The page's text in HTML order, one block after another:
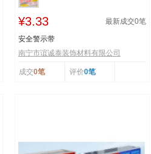
¥3.33 最新成交0笔
安全警示带
南宁市谊诚泰装饰材料有限公司
成交0笔 评价0笔